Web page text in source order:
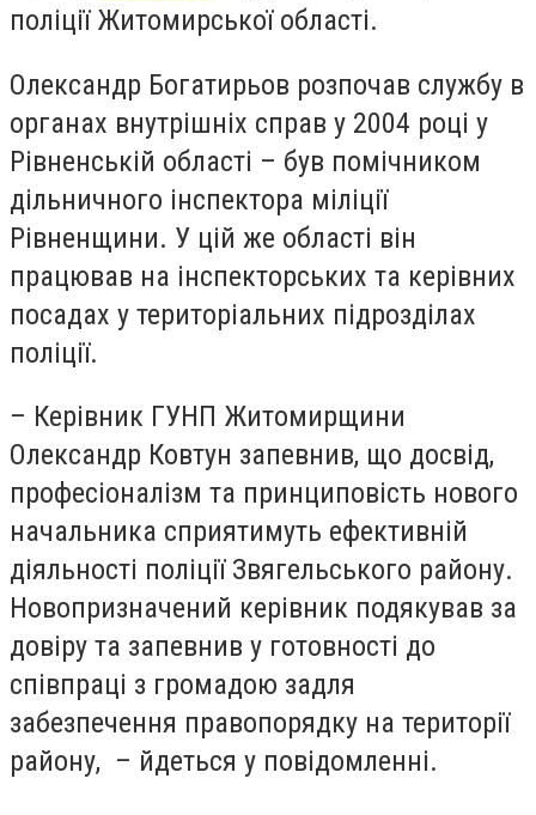
поліції Житомирської області.
Олександр Богатирьов розпочав службу в
органах внутрішніх справ у 2004 році у
Рівненській області – був помічником
дільничного інспектора міліції
Рівненщини. У цій же області він
працював на інспекторських та керівних
посадах у територіальних підрозділах
поліції.
– Керівник ГУНП Житомирщини
Олександр Ковтун запевнив, що досвід,
професіоналізм та принциповість нового
начальника сприятимуть ефективній
діяльності поліції Звягельського району.
Новопризначений керівник подякував за
довіру та запевнив у готовності до
співпраці з громадою задля
забезпечення правопорядку на території
району, – йдеться у повідомленні.